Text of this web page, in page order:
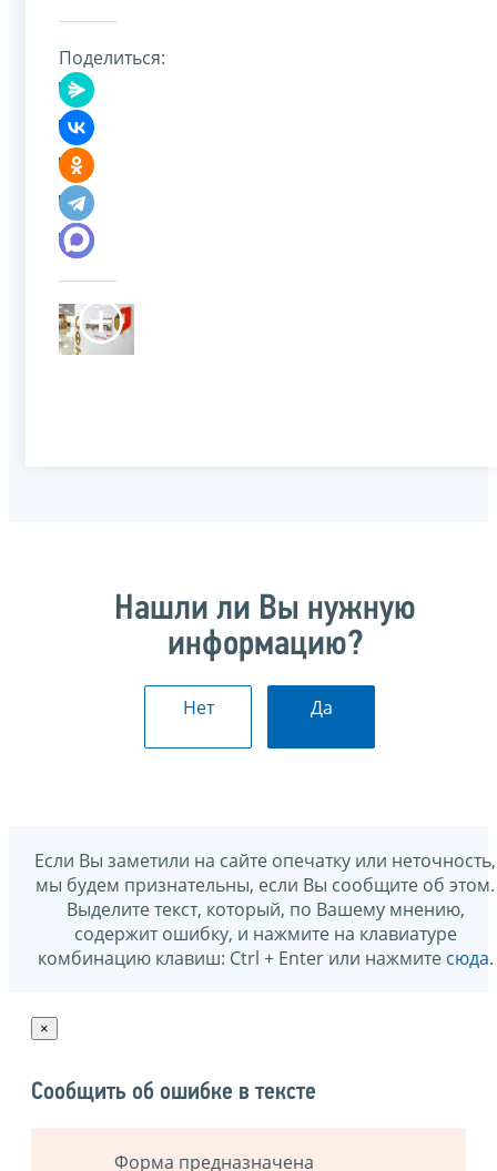
Поделиться:
Нашли ли Вы нужную
информацию?
Нет Да
Если Вы заметили на сайте опечатку или неточность,
мы будем признательны, если Вы сообщите об этом.
Выделите текст, который, по Вашему мнению,
содержит ошибку, и нажмите на клавиатуре
комбинацию клавиш: Ctrl + Enter или нажмите сюда.
×
Сообщить об ошибке в тексте
Форма предназначена